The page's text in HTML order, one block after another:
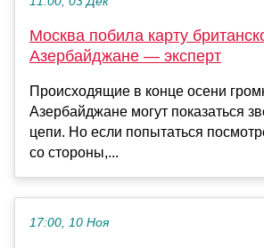
Москва побила карту
Азербайджане — эксперт
Происходящие в конце осени
Азербайджане могут показаться
цепи. Но если попытаться
со стороны,...
17:00, 10 Ноя